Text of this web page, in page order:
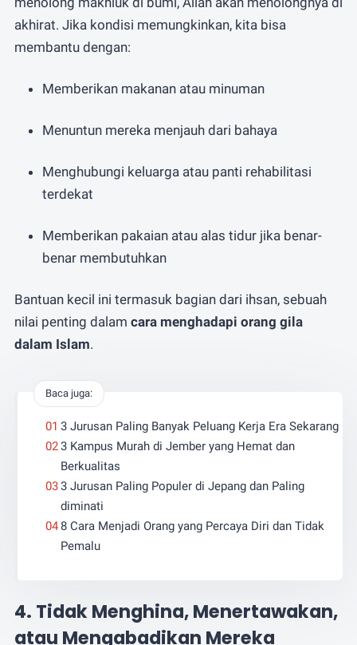
akhirat. Jika kondisi memungkinkan, kita bisa
membantu dengan:
Memberikan makanan atau minuman
Menuntun mereka menjauh dari bahaya
Menghubungi keluarga atau panti rehabilitasi
terdekat
Memberikan pakaian atau alas tidur jika benar-
benar membutuhkan
Bantuan kecil ini termasuk bagian dari ihsan, sebuah
nilai penting dalam cara menghadapi orang gila
dalam Islam.
Baca juga:
3 Jurusan Paling Banyak Peluang Kerja Era Sekarang
3 Kampus Murah di Jember yang Hemat dan
Berkualitas
3 Jurusan Paling Populer di Jepang dan Paling
diminati
8 Cara Menjadi Orang yang Percaya Diri dan Tidak
Pemalu
4. Tidak Menghina, Menertawakan,
atau Mengabadikan Mereka